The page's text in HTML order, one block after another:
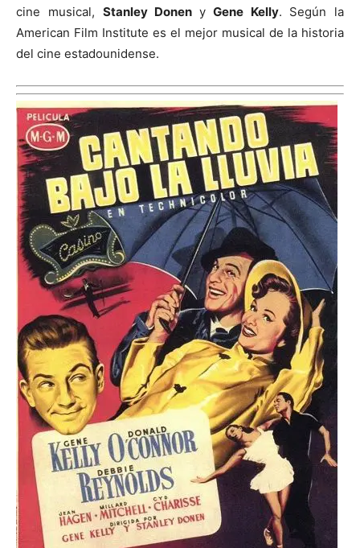
cine musical, Stanley Donen y Gene Kelly. Según la
American Film Institute es el mejor musical de la historia
del cine estadounidense.